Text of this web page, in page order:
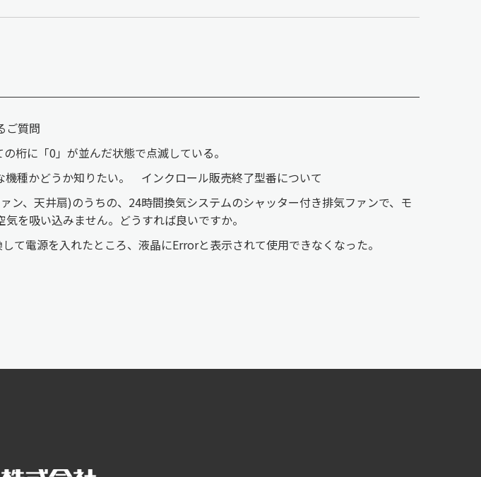
ご質問
桁に「0」が並んだ状態で点滅している。
機種かどうか知りたい。 インクロール販売終了型番について
ン、天井扇)のうちの、24時間換気システムのシャッター付き排気ファンで、モ
を吸い込みません。どうすれば良いですか。
て電源を入れたところ、液晶にErrorと表示されて使用できなくなった。